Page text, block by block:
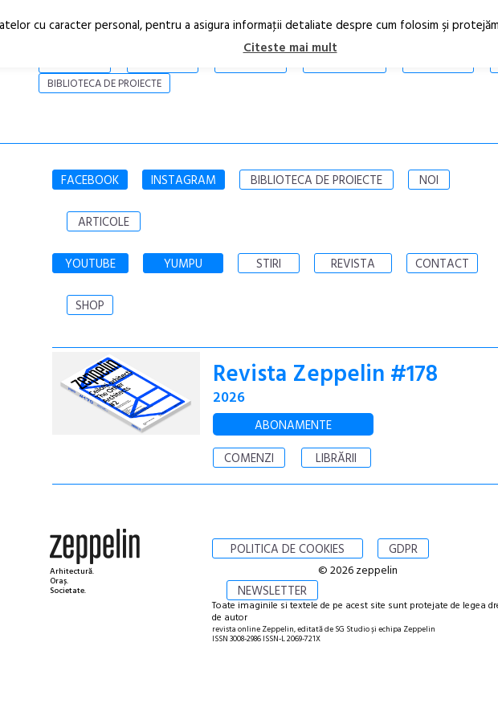
BIBLIOTECA DE PROIECTE
FACEBOOK INSTAGRAM BIBLIOTECA DE PROIECTE NOI
ARTICOLE
YOUTUBE YUMPU STIRI REVISTA CONTACT
SHOP
Revista Zeppelin #178
2026
ABONAMENTE
COMENZI
LIBRĂRII
Arhitectură.
Oraș.
Societate.
POLITICA DE COOKIES GDPR
NEWSLETTER
© 2026 zeppelin
Toate imaginile si textele de pe acest site sunt protejate de legea
de autor
revista online Zeppelin, editată de SG Studio și echipa Zeppelin
ISSN 3008-2986 ISSN-L 2069-721X
cu caracter personal, pentru a asigura informaţii detaliate despre cum folosim şi
Citeste mai mult